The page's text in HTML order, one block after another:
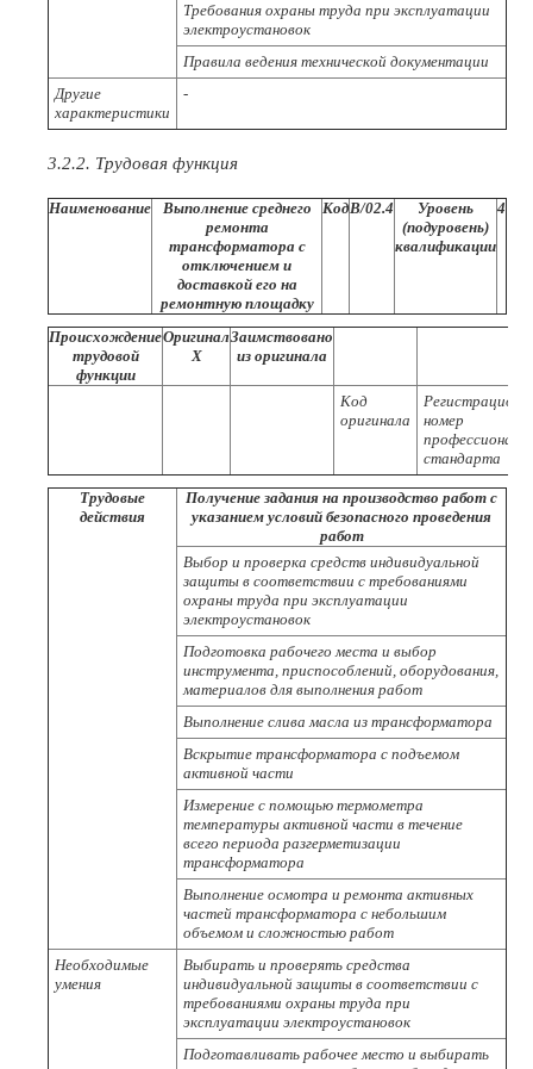
Требования охраны труда при эксплуатации
электроустановок
Правила ведения технической документации
Другие
характеристики
-
3.2.2. Трудовая функция
Наименование
Выполнение среднего
ремонта
трансформатора с
отключением и
доставкой его на
ремонтную площадку
КодВ/02.4
Уровень
(подуровень)
квалификации
4
Происхождение
трудовой
функции
Оригинал
X
Заимствовано
из оригинала
Код
оригинала
номер
стандарта
Трудовые
действия
Получение задания на производство работ с
указанием условий безопасного проведения
работ
Выбор и проверка средств индивидуальной
защиты в соответствии с требованиями
охраны труда при эксплуатации
электроустановок
Подготовка рабочего места и выбор
инструмента, приспособлений, оборудования,
материалов для выполнения работ
Выполнение слива масла из трансформатора
Вскрытие трансформатора с подъемом
активной части
Измерение с помощью термометра
температуры активной части в течение
всего периода разгерметизации
трансформатора
Выполнение осмотра и ремонта активных
частей трансформатора с небольшим
объемом и сложностью работ
Необходимые
умения
Выбирать и проверять средства
индивидуальной защиты в соответствии с
требованиями охраны труда при
эксплуатации электроустановок
Подготавливать рабочее место и выбирать